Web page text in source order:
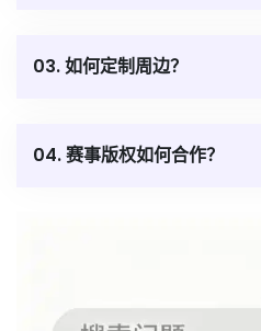
03. 如何定制周边？
04. 赛事版权如何合作？